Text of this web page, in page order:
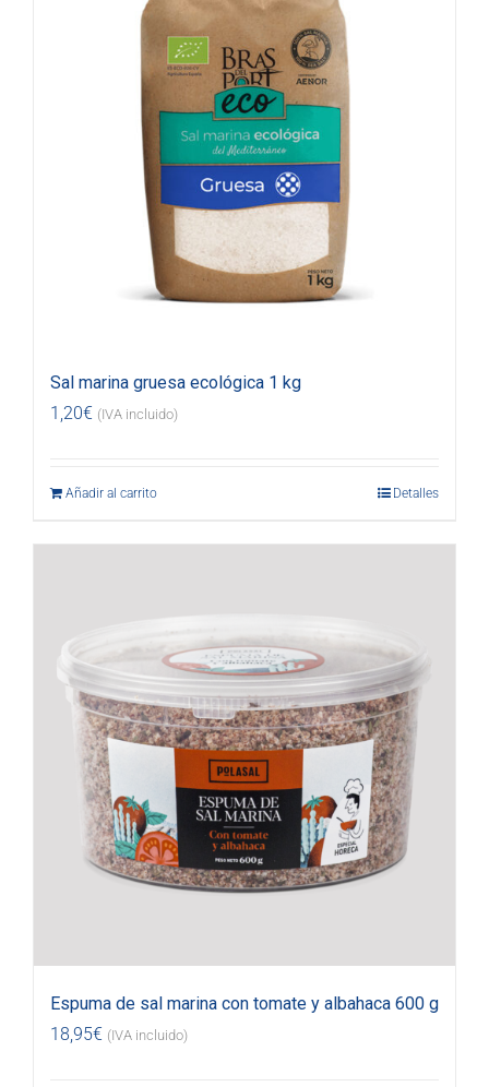
Sal marina gruesa ecológica 1 kg
1,20€ (IVA incluido)
Añadir al carrito Detalles
Espuma de sal marina con tomate y albahaca 600 g
18,95€ (IVA incluido)